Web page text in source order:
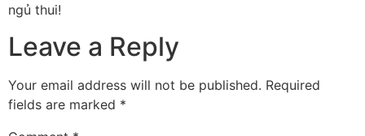
ngủ thui!
Leave a Reply
Your email address will not be published. Required
fields are marked *